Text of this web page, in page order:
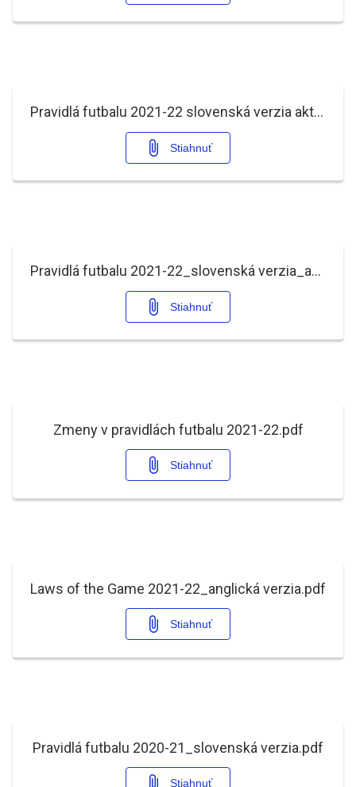
Pravidlá futbalu 2021-22 slovenská verzia aktualizácia 16.04.2022.pdf
Stiahnuť
Pravidlá futbalu 2021-22_slovenská verzia_aktualizácia 12.1.2022.pdf
Stiahnuť
Zmeny v pravidlách futbalu 2021-22.pdf
Stiahnuť
Laws of the Game 2021-22_anglická verzia.pdf
Stiahnuť
Pravidlá futbalu 2020-21_slovenská verzia.pdf
Stiahnuť